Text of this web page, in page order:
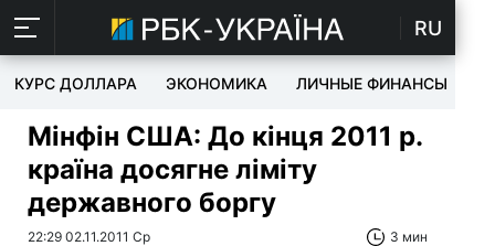
RU
КУРС ДОЛЛАРА ЭКОНОМИКА ЛИЧНЫЕ ФИНАНСЫ
Мінфін США: До кінця 2011 р.
країна досягне ліміту
державного боргу
22:29 02.11.2011 Ср 3 мин